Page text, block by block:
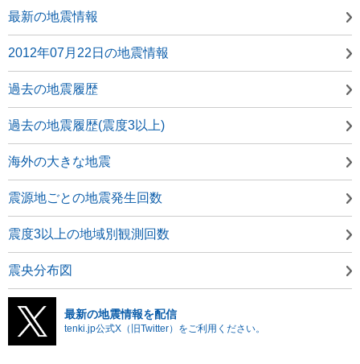
最新の地震情報
2012年07月22日の地震情報
過去の地震履歴
過去の地震履歴(震度3以上)
海外の大きな地震
震源地ごとの地震発生回数
震度3以上の地域別観測回数
震央分布図
最新の地震情報を配信
tenki.jp公式X（旧Twitter）をご利用ください。